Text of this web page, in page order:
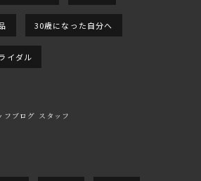
30歳になった自分へ
イダル
フブログ スタッフ